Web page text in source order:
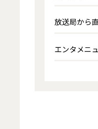
放送局から
エンタメニ